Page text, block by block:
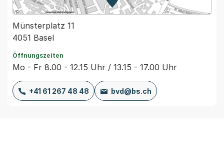
Zur Karte von MapBS.
Externer Link, wird in einem
Münsterplatz 11
4051 Basel
Öffnungszeiten
Mo - Fr 8.00 - 12.15 Uhr / 13.15 - 17.00 Uhr
+41 61 267 48 48 bvd@bs.ch